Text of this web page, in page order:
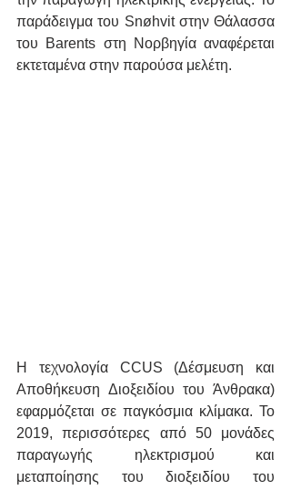
παράδειγμα του Snøhvit στην Θάλασσα
του Barents στη Νορβηγία αναφέρεται
εκτεταμένα στην παρούσα μελέτη.
Η τεχνολογία CCUS (Δέσμευση και
Αποθήκευση Διοξειδίου του Άνθρακα)
εφαρμόζεται σε παγκόσμια κλίμακα. Το
2019, περισσότερες από 50 μονάδες
παραγωγής ηλεκτρισμού και
μεταποίησης του διοξειδίου του